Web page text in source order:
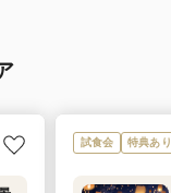
フがご案内します。
ドレス 29号〜
しておりますので、
ではなく感動を創出
われるレストランの
からこそ結婚式とい
とサービスを提供で
試食会 特典あり